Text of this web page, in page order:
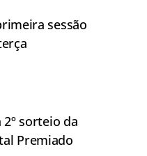
sessão
2º sorteio da
Premiado